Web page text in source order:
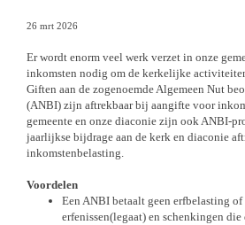
26 mrt 2026
Er wordt enorm veel werk verzet in onze
inkomsten nodig om de kerkelijke
Giften aan de zogenoemde Algemeen Nut
(ANBI) zijn aftrekbaar bij aangifte voor
gemeente en onze diaconie zijn ook ANBI-
jaarlijkse bijdrage aan de kerk en diaconie
inkomstenbelasting.
Voordelen
Een ANBI betaalt geen erfbelasting
erfenissen(legaat) en schenkingen